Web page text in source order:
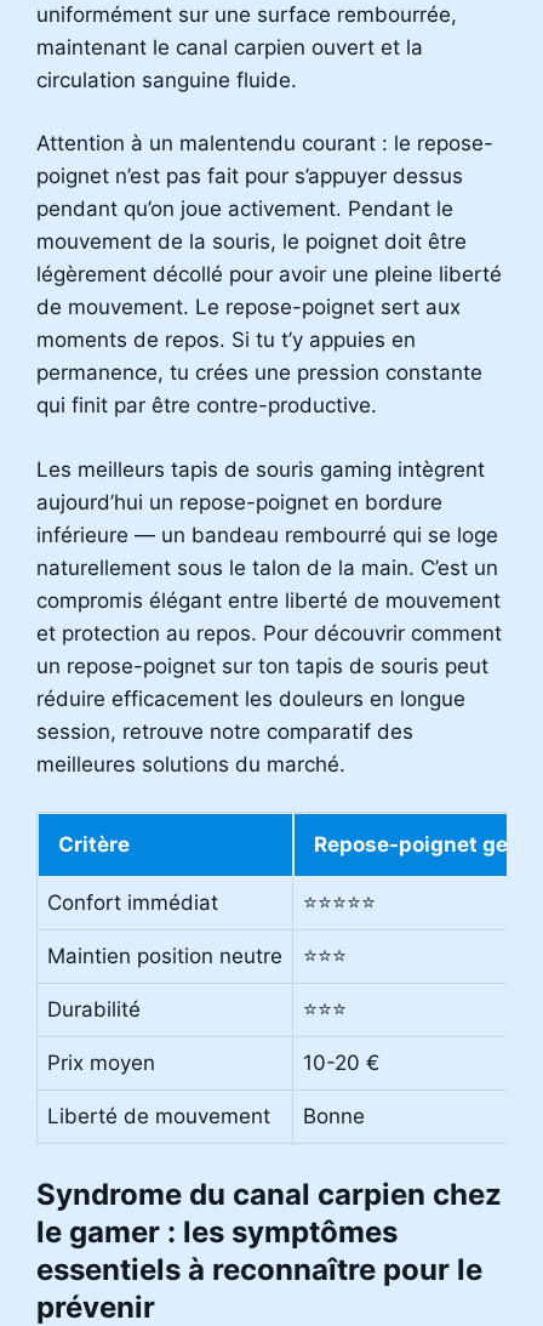
uniformément sur une surface rembourrée,
maintenant le canal carpien ouvert et la
circulation sanguine fluide.
Attention à un malentendu courant : le repose-
poignet n’est pas fait pour s’appuyer dessus
pendant qu’on joue activement. Pendant le
mouvement de la souris, le poignet doit être
légèrement décollé pour avoir une pleine liberté
de mouvement. Le repose-poignet sert aux
moments de repos. Si tu t’y appuies en
permanence, tu crées une pression constante
qui finit par être contre-productive.
Les meilleurs tapis de souris gaming intègrent
aujourd’hui un repose-poignet en bordure
inférieure — un bandeau rembourré qui se loge
naturellement sous le talon de la main. C’est un
compromis élégant entre liberté de mouvement
et protection au repos. Pour découvrir comment
un repose-poignet sur ton tapis de souris peut
réduire efficacement les douleurs en longue
session, retrouve notre comparatif des
meilleures solutions du marché.
Critère Repose-poignet gel
Confort immédiat ⭐⭐⭐⭐⭐
Maintien position neutre ⭐⭐⭐
Durabilité ⭐⭐⭐
Prix moyen 10-20 €
Liberté de mouvement Bonne
Syndrome du canal carpien chez
le gamer : les symptômes
essentiels à reconnaître pour le
prévenir